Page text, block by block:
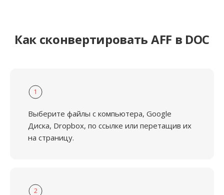
Как сконвертировать AFF в DOC
1
Выберите файлы с компьютера, Google
Диска, Dropbox, по ссылке или перетащив их
на страницу.
2